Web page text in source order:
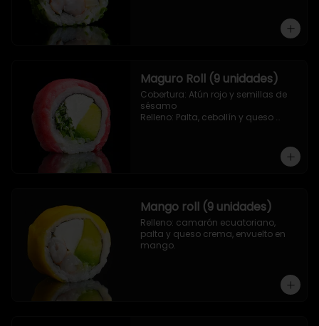
Maguro Roll (9 unidades)
Cobertura: Atún rojo y semillas de
sésamo
Relleno: Palta, cebollín y queso
Mango roll (9 unidades)
Relleno: camarón ecuatoriano,
palta y queso crema, envuelto en
mango.